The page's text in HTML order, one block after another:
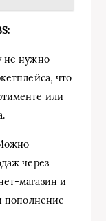
не нужно
что
или
через
магазин и
пополнение